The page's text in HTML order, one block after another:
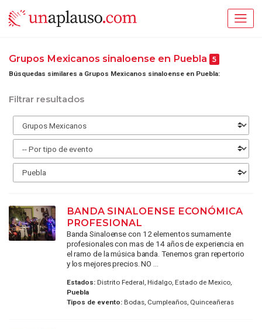
Grupos Mexicanos sinaloense en Puebla 5
Búsquedas similares a Grupos Mexicanos sinaloense en Puebla:
Filtrar resultados
BANDA SINALOENSE ECONÓMICA
PROFESIONAL
Banda Sinaloense con 12 elementos sumamente
profesionales con mas de 14 años de experiencia en
el ramo de la música banda. Tenemos gran repertorio
y los mejores precios. NO ...
Estados:Distrito Federal, Hidalgo, Estado de Mexico,
Puebla
Tipos de evento:Bodas, Cumpleaños, Quinceañeras